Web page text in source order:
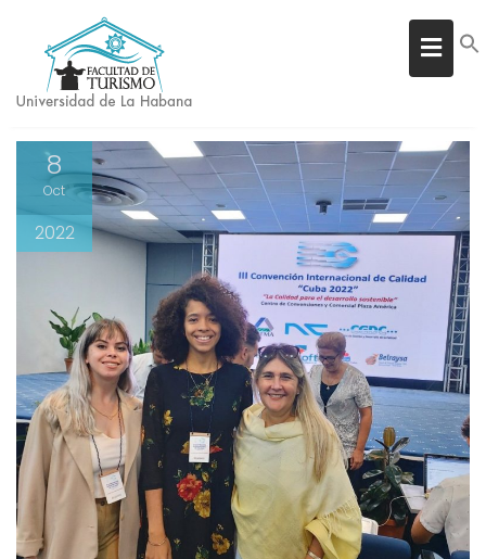
DÍA:8 DE OCTUBRE DE 2022
Inicio 2022 octubre
8
Oct
2022